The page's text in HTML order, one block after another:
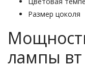
Размер цоколя
лампы вт